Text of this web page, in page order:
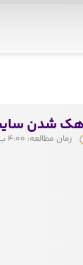
هک شدن
زمان مطالعه: ۴:۰۰ ب.ظ